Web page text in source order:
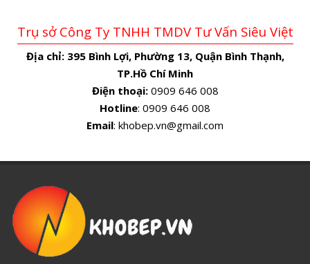
Trụ sở Công Ty TNHH TMDV Tư Vấn Siêu Việt
Địa chỉ: 395 Bình Lợi, Phường 13, Quận Bình Thạnh,
TP.Hồ Chí Minh
Điện thoại:0909 646 008
Hotline: 0909 646 008
Email: khobep.vn@gmail.com